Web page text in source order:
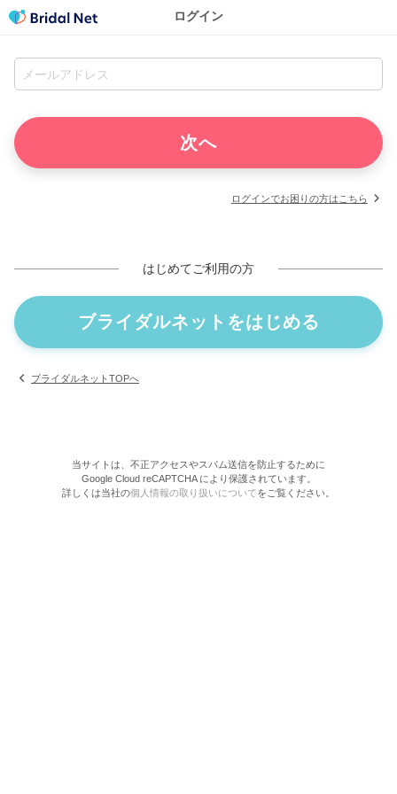
ログイン
ログインでお困りの方はこちら
はじめてご利用の方
ブライダルネットをはじめる
ブライダルネットTOPへ
当サイトは、不正アクセスやスパム送信を防止するために
Google Cloud reCAPTCHA により保護されています。
詳しくは当社の個人情報の取り扱いについてをご覧ください。